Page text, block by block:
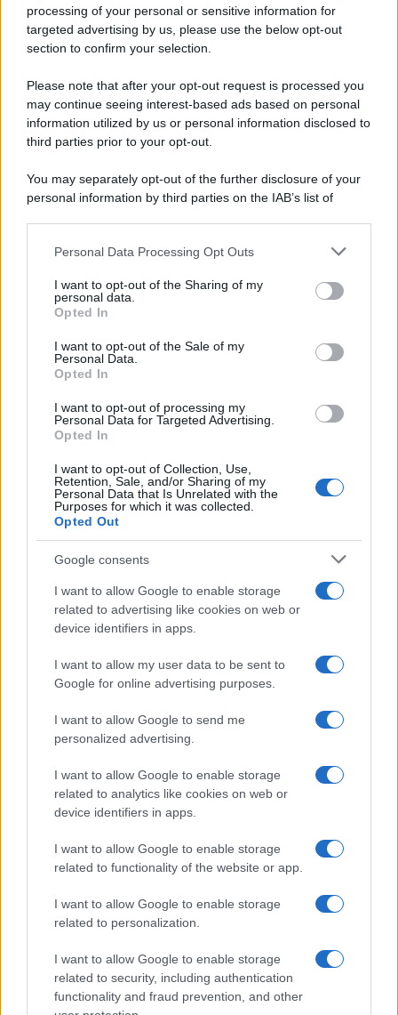
processing of your personal or sensitive information for
targeted advertising by us, please use the below opt-out
section to confirm your selection.
Please note that after your opt-out request is processed you
may continue seeing interest-based ads based on personal
information utilized by us or personal information disclosed to
third parties prior to your opt-out.
You may separately opt-out of the further disclosure of your
personal information by third parties on the IAB’s list of
This information may also be disclosed by us to third parties
disclose it to other third parties.
Please note that this website/app uses one or more Google
services and may gather and store information including but
not limited to your visit or usage behaviour. You may click to
grant or deny consent to Google and its third-party tags to
consent section.
Personal Data Processing Opt Outs
I want to opt-out of the Sharing of my
personal data.
Opted In
I want to opt-out of the Sale of my
Personal Data.
Opted In
I want to opt-out of processing my
Personal Data for Targeted Advertising.
Opted In
I want to opt-out of Collection, Use,
Retention, Sale, and/or Sharing of my
Personal Data that Is Unrelated with the
Purposes for which it was collected.
Opted Out
Google consents
I want to allow Google to enable storage
related to advertising like cookies on web or
device identifiers in apps.
I want to allow my user data to be sent to
Google for online advertising purposes.
I want to allow Google to send me
personalized advertising.
I want to allow Google to enable storage
related to analytics like cookies on web or
device identifiers in apps.
I want to allow Google to enable storage
related to functionality of the website or app.
I want to allow Google to enable storage
related to personalization.
I want to allow Google to enable storage
related to security, including authentication
functionality and fraud prevention, and other